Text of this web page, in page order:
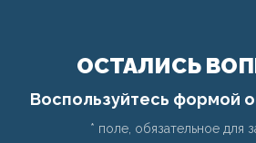
ОСТАЛИСЬ
Воспользуйтесь формой
* поле, обязательное для